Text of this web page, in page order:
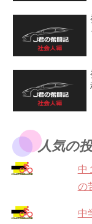
人気の
中
の
中